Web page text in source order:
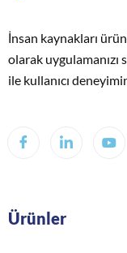
İnsan kaynakları
olarak uygulamanızı
ile kullanıcı
Ürünler